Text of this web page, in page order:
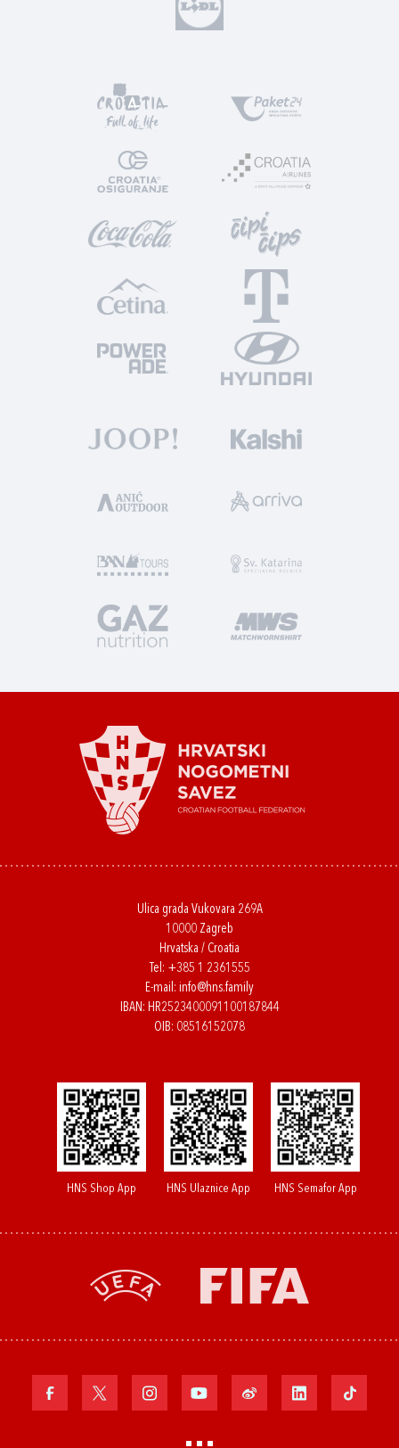
Ulica grada Vukovara 269A
10000 Zagreb
Hrvatska / Croatia
Tel: +385 1 2361555
E-mail: info@hns.family
IBAN: HR2523400091100187844
OIB: 08516152078
HNS Shop App HNS Ulaznice App HNS Semafor App